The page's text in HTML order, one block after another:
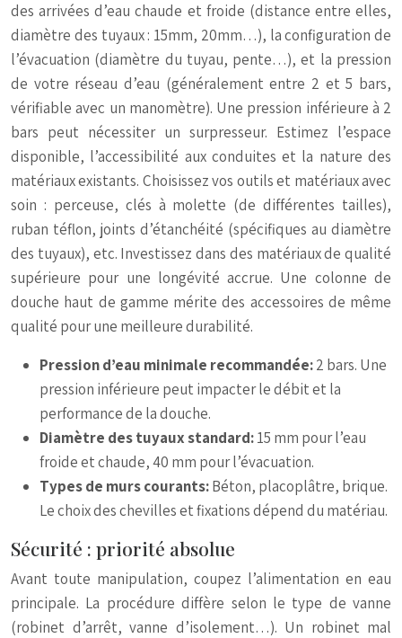
des arrivées d’eau chaude et froide (distance entre elles,
diamètre des tuyaux : 15mm, 20mm…), la configuration de
l’évacuation (diamètre du tuyau, pente…), et la pression
de votre réseau d’eau (généralement entre 2 et 5 bars,
vérifiable avec un manomètre). Une pression inférieure à 2
bars peut nécessiter un surpresseur. Estimez l’espace
disponible, l’accessibilité aux conduites et la nature des
matériaux existants. Choisissez vos outils et matériaux avec
soin : perceuse, clés à molette (de différentes tailles),
ruban téflon, joints d’étanchéité (spécifiques au diamètre
des tuyaux), etc. Investissez dans des matériaux de qualité
supérieure pour une longévité accrue. Une colonne de
douche haut de gamme mérite des accessoires de même
qualité pour une meilleure durabilité.
Pression d’eau minimale recommandée:2 bars. Une
pression inférieure peut impacter le débit et la
performance de la douche.
Diamètre des tuyaux standard:15 mm pour l’eau
froide et chaude, 40 mm pour l’évacuation.
Types de murs courants:Béton, placoplâtre, brique.
Le choix des chevilles et fixations dépend du matériau.
Sécurité : priorité absolue
Avant toute manipulation, coupez l’alimentation en eau
principale. La procédure diffère selon le type de vanne
(robinet d’arrêt, vanne d’isolement…). Un robinet mal